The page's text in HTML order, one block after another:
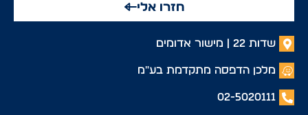
חזרו אלי
שדות 22 | מישור אדומים
מלכן הדפסה מתקדמת בע"מ
02-5020111